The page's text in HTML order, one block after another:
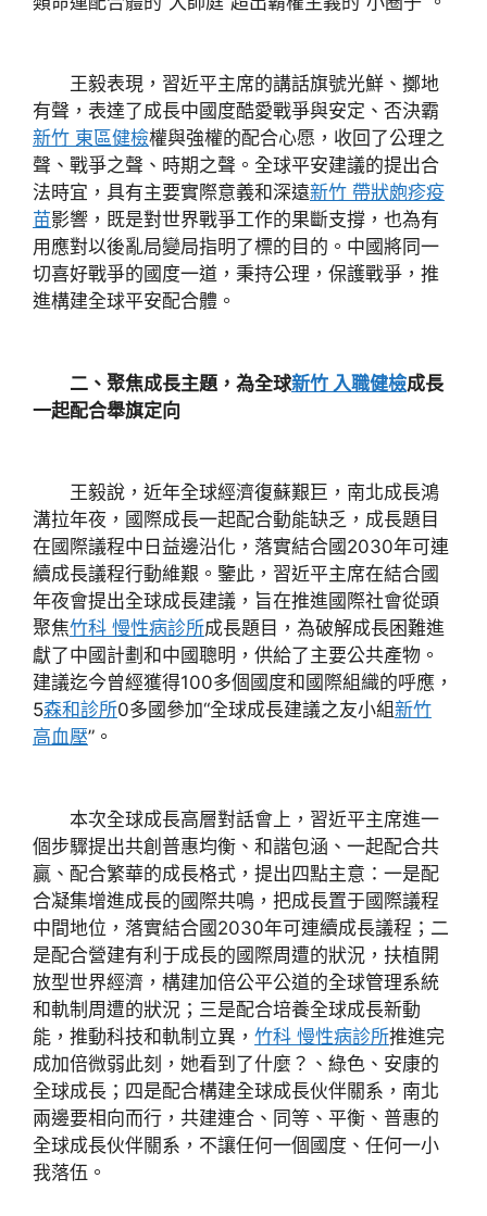
王毅表現，習近平主席的講話旗號光鮮、擲地
有聲，表達了成長中國度酷愛戰爭與安定、否決霸
新竹 東區健檢權與強權的配合心愿，收回了公理之
聲、戰爭之聲、時期之聲。全球平安建議的提出合
法時宜，具有主要實際意義和深遠新竹 帶狀皰疹疫
苗影響，既是對世界戰爭工作的果斷支撐，也為有
用應對以後亂局變局指明了標的目的。中國將同一
切喜好戰爭的國度一道，秉持公理，保護戰爭，推
進構建全球平安配合體。
二、聚焦成長主題，為全球新竹 入職健檢成長
一起配合舉旗定向
王毅說，近年全球經濟復蘇艱巨，南北成長鴻
溝拉年夜，國際成長一起配合動能缺乏，成長題目
在國際議程中日益邊沿化，落實結合國2030年可連
續成長議程行動維艱。鑒此，習近平主席在結合國
年夜會提出全球成長建議，旨在推進國際社會從頭
聚焦竹科 慢性病診所成長題目，為破解成長困難進
獻了中國計劃和中國聰明，供給了主要公共產物。
建議迄今曾經獲得100多個國度和國際組織的呼應，
5森和診所0多國參加“全球成長建議之友小組新竹
高血壓”。
本次全球成長高層對話會上，習近平主席進一
個步驟提出共創普惠均衡、和諧包涵、一起配合共
贏、配合繁華的成長格式，提出四點主意：一是配
合凝集增進成長的國際共鳴，把成長置于國際議程
中間地位，落實結合國2030年可連續成長議程；二
是配合營建有利于成長的國際周遭的狀況，扶植開
放型世界經濟，構建加倍公平公道的全球管理系統
和軌制周遭的狀況；三是配合培養全球成長新動
能，推動科技和軌制立異， 竹科 慢性病診所推進完
成加倍微弱此刻，她看到了什麼？、綠色、安康的
全球成長；四是配合構建全球成長伙伴關系，南北
兩邊要相向而行，共建連合、同等、平衡、普惠的
全球成長伙伴關系，不讓任何一個國度、任何一小
我落伍。